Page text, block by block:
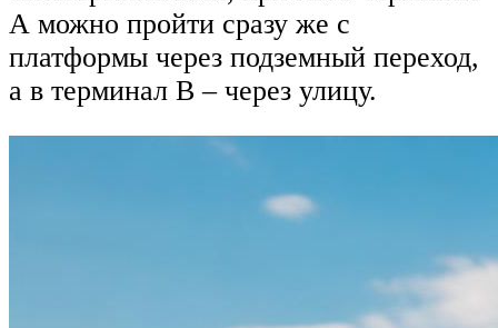
А можно пройти сразу же с
платформы через подземный переход,
а в терминал В – через улицу.